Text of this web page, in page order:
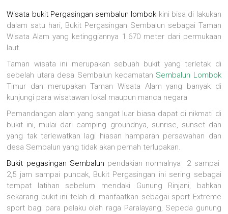
Wisata bukit Pergasingan sembalun lombok kini bisa di lakukan
dalam satu hari, Bukit Pergasingan Sembalun sebagai Taman
Wisata Alam yang ketinggiannya 1.670 meter dari permukaan
laut.
Taman wisata ini merupakan sebuah bukit yang terletak di
sebelah utara desa Sembalun kecamatan Sembalun Lombok
Timur dan merupakan Taman Wisata Alam yang banyak di
kunjungi para wisatawan lokal maupun manca negara
Pemandangan alam yang sangat luar biasa dapat di nikmati di
bukit ini, mulai dari camping groundnya, sunrise, sunset dan
yang tak terlewatkan lagi hiasan hamparan persawahan dan
desa Sembalun yang tidak akan pernah terlupakan.
Bukit pegasingan Sembalun pendakian normalnya 2 sampai
2,5 jam sampai puncak, Bukit Pergasingan ini sering sebagai
tempat latihan sebelum mendaki Gunung Rinjani, bahkan
sekarang bukit ini telah di manfaatkan sebagai sport Extreme
sport bagi para pelaku olah raga Paralayang, Sepeda gunung